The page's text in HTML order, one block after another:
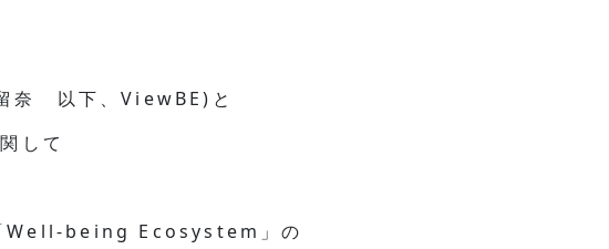
奈 以下、ViewBE)と
して
Well-being Ecosystem」の